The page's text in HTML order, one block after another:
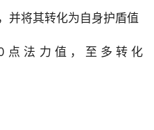
并将其转化为自身护盾值
点法力值，至多转化